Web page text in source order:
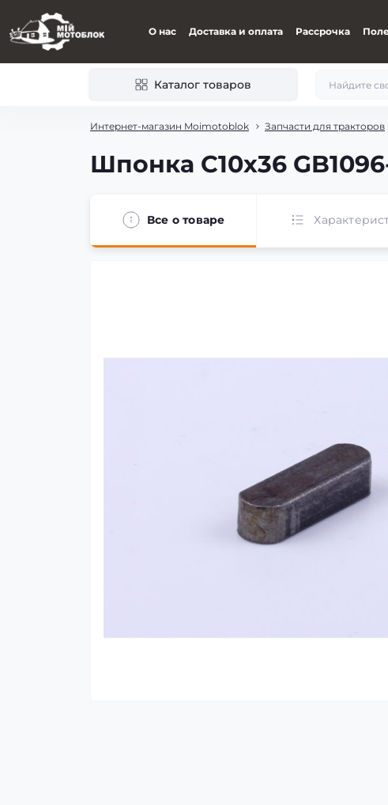
О нас Доставка и оплата Рассрочка
Каталог товаров
Интернет-магазин Moimotoblok Запчасти для тракторов
Шпонка С10х36
Все о товаре